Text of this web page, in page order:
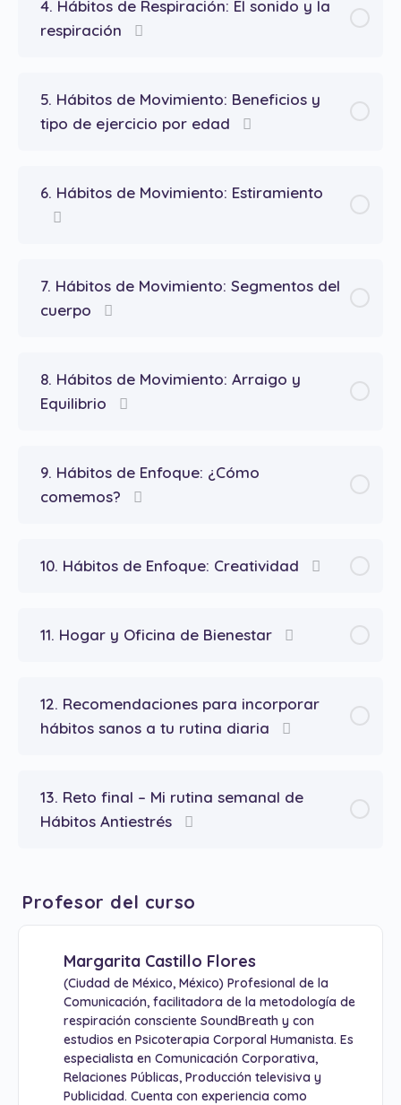
4. Hábitos de Respiración: El sonido y la
respiración
5. Hábitos de Movimiento: Beneficios y
tipo de ejercicio por edad
6. Hábitos de Movimiento: Estiramiento
7. Hábitos de Movimiento: Segmentos del
cuerpo
8. Hábitos de Movimiento: Arraigo y
Equilibrio
9. Hábitos de Enfoque: ¿Cómo
comemos?
10. Hábitos de Enfoque: Creatividad
11. Hogar y Oficina de Bienestar
12. Recomendaciones para incorporar
hábitos sanos a tu rutina diaria
13. Reto final – Mi rutina semanal de
Hábitos Antiestrés
Profesor del curso
Margarita Castillo Flores
(Ciudad de México, México) Profesional de la
Comunicación, facilitadora de la metodología de
respiración consciente SoundBreath y con
estudios en Psicoterapia Corporal Humanista. Es
especialista en Comunicación Corporativa,
Relaciones Públicas, Producción televisiva y
Publicidad. Cuenta con experiencia como